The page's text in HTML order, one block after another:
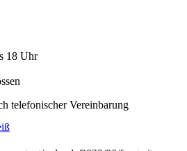
18 Uhr
telefonischer Vereinbarung